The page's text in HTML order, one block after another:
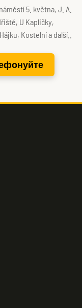
5. května, J. A.
U Kapličky,
Kostelní a další..